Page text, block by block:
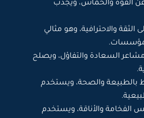
القوة والحماس، ويجذب
الثقة والاحترافية، وهو مثالي
مشاعر السعادة والتفاؤل، ويصلح
بالطبيعة والصحة، ويستخدم
الفخامة والأناقة، ويستخدم